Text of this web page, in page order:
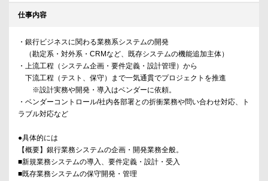
仕事内容
・銀行ビジネスに関わる業務系システムの開発
（勘定系・対外系・CRMなど、既存システムの機能追加主体）
・上流工程（システム企画・要件定義・設計管理）から
下流工程（テスト、保守）まで一気通貫でプロジェクトを推進
※設計実務や開発・導入はベンダーに依頼。
・ベンダーコントロール/社内各部署との折衝業務や問い合わせ対応、ト
ラブル対応など
●具体的には
【概要】銀行業務システムの企画・開発業務全般。
■新規業務システムの導入、要件定義・設計・受入
■既存業務システムの保守開発・管理